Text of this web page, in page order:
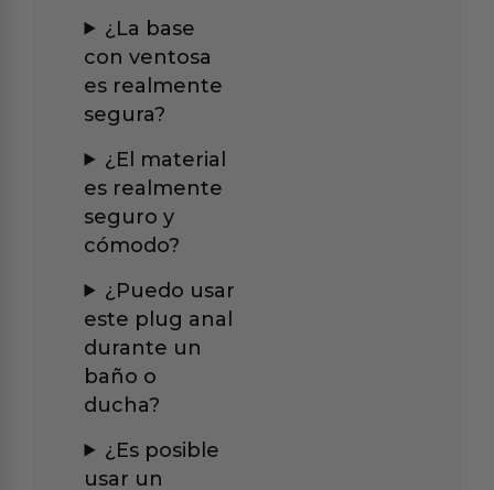
¿La base
con ventosa
es realmente
segura?
¿El material
es realmente
seguro y
cómodo?
¿Puedo usar
este plug anal
durante un
baño o
ducha?
¿Es posible
usar un